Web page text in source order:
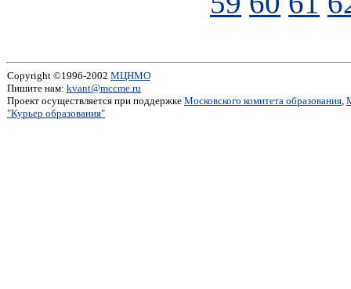
Copyright ©1996-2002 МЦНМО
Пишите нам: kvant@mccme.ru
Проект осуществляется при поддержке Московского комитета образования,
"Курьер образования"